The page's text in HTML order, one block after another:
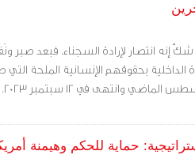
إنه انتصار لإرادة السجناء. فبعد صبر
الداخلية بحقوقهم الإنسانية الملحة التي
حماية للحكم وهيمنة